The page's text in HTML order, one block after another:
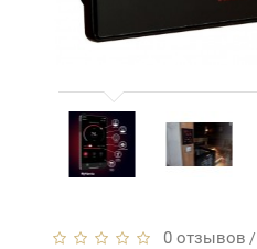
0 отзывов /